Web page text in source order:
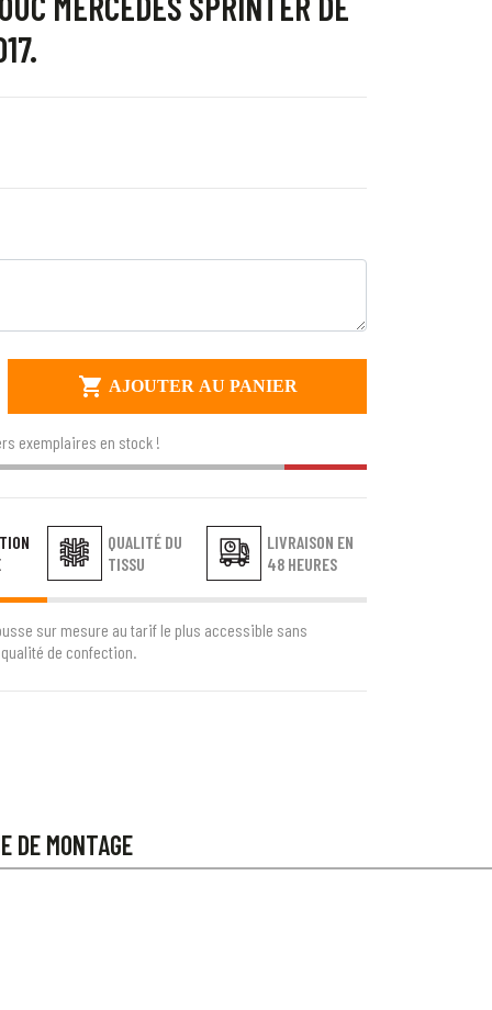
 AJOUTER AU PANIER
exemplaires en stock !
QUALITÉ DU
TISSU
LIVRAISON EN
48 HEURES
sur mesure au tarif le plus accessible sans
de confection.
DE MONTAGE